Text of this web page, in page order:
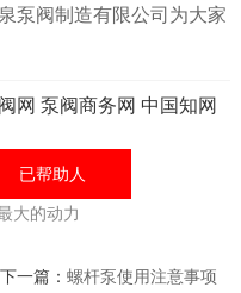
阀制造有限公司为大家
网 泵阀商务网 中国知网
已帮助 人
大的动力
下一篇：螺杆泵使用注意事项